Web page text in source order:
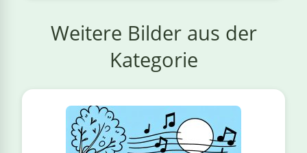
Weitere Bilder aus der
Kategorie